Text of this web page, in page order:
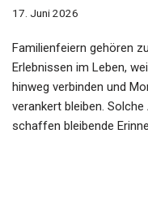
17. Juni 2026
Familienfeiern gehören
Erlebnissen im Leben,
hinweg verbinden und
verankert bleiben.
schaffen bleibende